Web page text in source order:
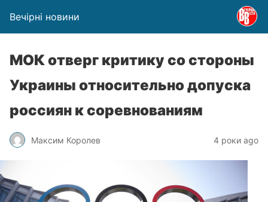
Вечірні новини
МОК отверг критику со стороны
Украины относительно допуска
россиян к соревнованиям
Максим Королев 4 роки ago